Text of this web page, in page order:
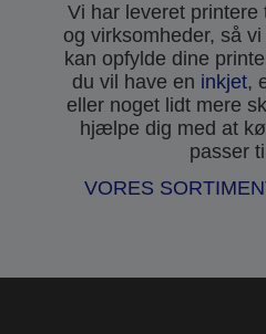
Vi har leveret printere
og virksomheder, så
kan opfylde dine
du vil have en inkjet,
eller noget lidt mere
hjælpe dig med at
passer
VORES